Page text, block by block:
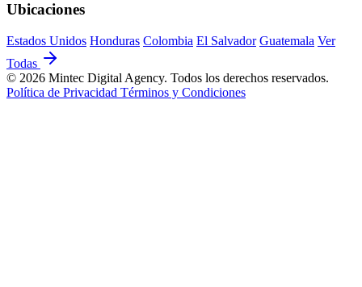
Ubicaciones
Estados Unidos Honduras Colombia El Salvador Guatemala Ver
Todas
© 2026 Mintec Digital Agency. Todos los derechos reservados.
Política de Privacidad Términos y Condiciones